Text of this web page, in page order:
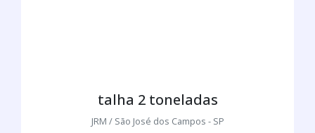
talha 2 toneladas
JRM / São José dos Campos - SP